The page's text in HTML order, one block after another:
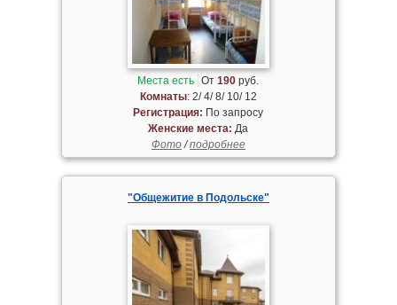
Места есть От190 руб.
Комнаты: 2/ 4/ 8/ 10/ 12
Регистрация: По запросу
Женские места: Да
Фото/подробнее
"Общежитие в Подольске"